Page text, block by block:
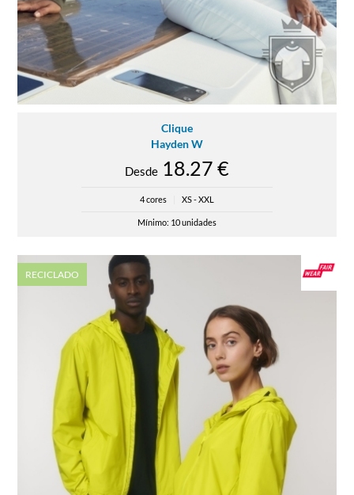
Clique
Hayden W
Desde 18.27 €
4 cores XS - XXL
Mínimo: 10 unidades
RECICLADO